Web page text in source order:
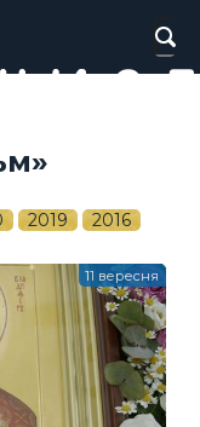
2019
2016
11 вересня